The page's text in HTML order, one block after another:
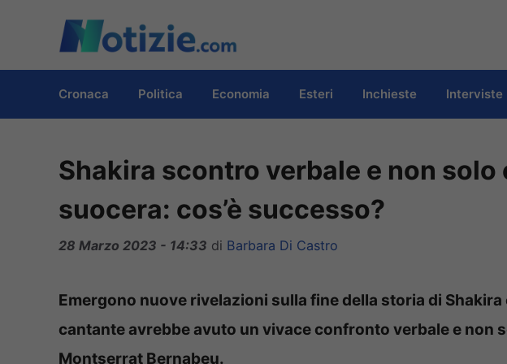
contenuto
Cronaca Politica Economia Esteri Inchieste Interviste
Shakira scontro verbale e non solo
suocera: cos’è successo?
28 Marzo 2023 - 14:33 di Barbara Di Castro
Emergono nuove rivelazioni sulla fine della storia di Shakira
cantante avrebbe avuto un vivace confronto verbale e non
Montserrat Bernabeu.